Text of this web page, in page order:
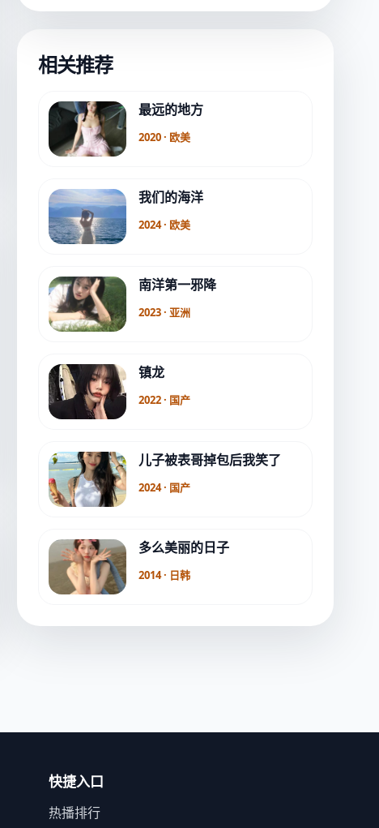
相关推荐
最远的地方
2020 · 欧美
我们的海洋
2024 · 欧美
南洋第一邪降
2023 · 亚洲
镇龙
2022 · 国产
儿子被表哥掉包后我笑了
2024 · 国产
多么美丽的日子
2014 · 日韩
快捷入口
热播排行